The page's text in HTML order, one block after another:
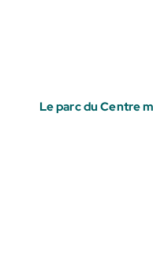
Le parc du Centre